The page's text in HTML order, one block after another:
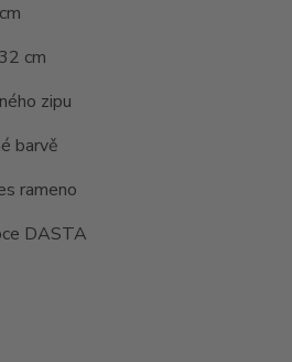
cm
zipu
barvě
rameno
DASTA